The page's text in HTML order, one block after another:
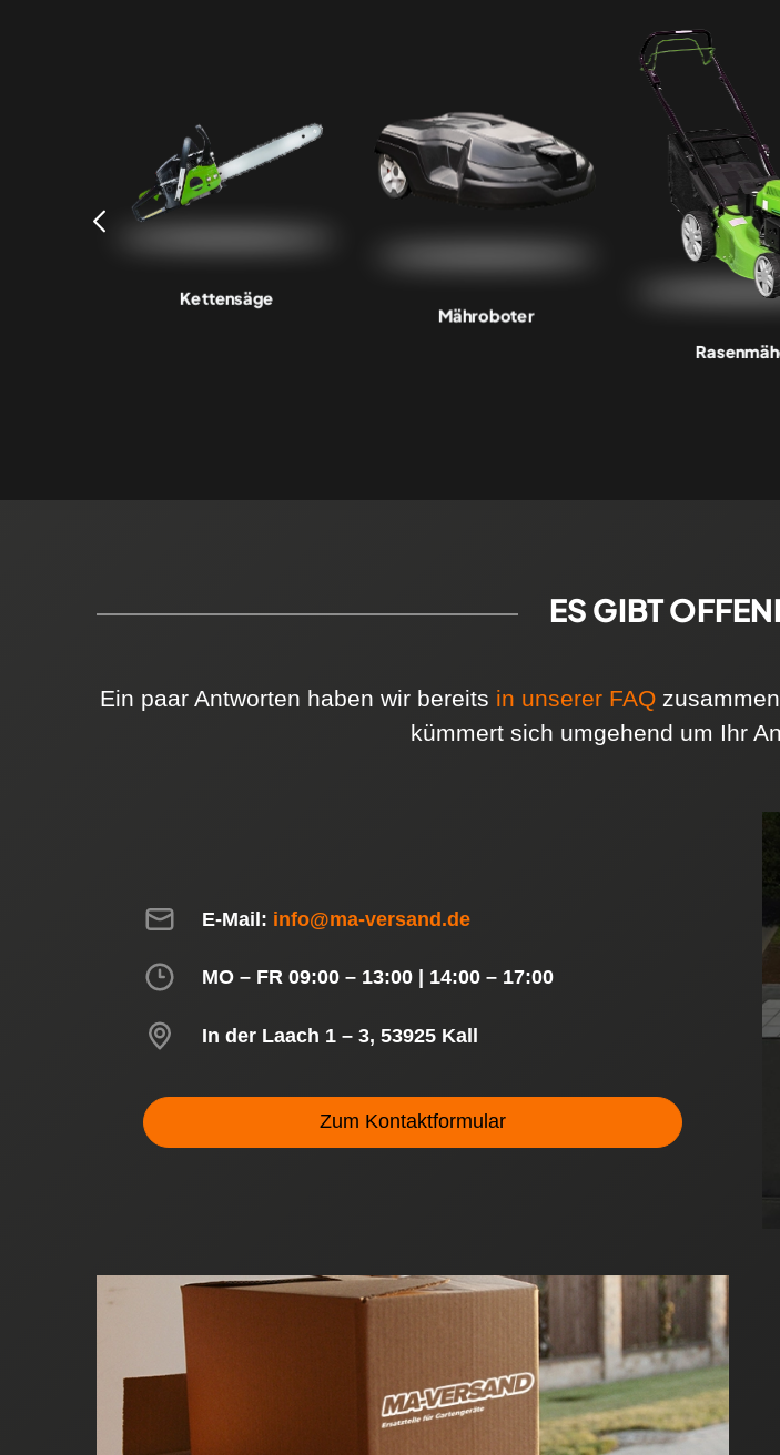
Kettensäge
Mähroboter
ES GIBT
Ein paar Antworten haben wir bereits in unserer FAQ
kümmert sich umgehend um Ihr
E-Mail: info@ma-versand.de
MO – FR 09:00 – 13:00 | 14:00 – 17:00
In der Laach 1 – 3, 53925 Kall
Zum Kontaktformular